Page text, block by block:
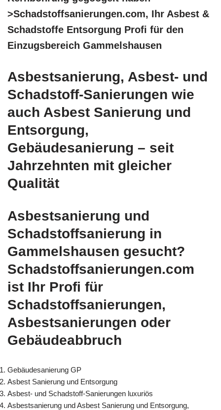
>Schadstoffsanierungen.com, Ihr Asbest &
Schadstoffe Entsorgung Profi für den
Einzugsbereich Gammelshausen
Asbestsanierung, Asbest- und
Schadstoff-Sanierungen wie
auch Asbest Sanierung und
Entsorgung,
Gebäudesanierung – seit
Jahrzehnten mit gleicher
Qualität
Asbestsanierung und
Schadstoffsanierung in
Gammelshausen gesucht?
Schadstoffsanierungen.com
ist Ihr Profi für
Schadstoffsanierungen,
Asbestsanierungen oder
Gebäudeabbruch
Gebäudesanierung GP
Asbest Sanierung und Entsorgung
Asbest- und Schadstoff-Sanierungen luxuriös
Asbestsanierung und Asbest Sanierung und Entsorgung,